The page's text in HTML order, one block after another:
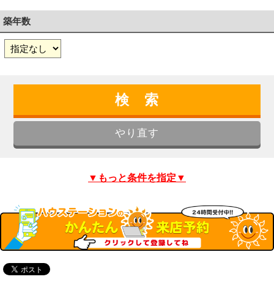
築年数
▼もっと条件を指定▼